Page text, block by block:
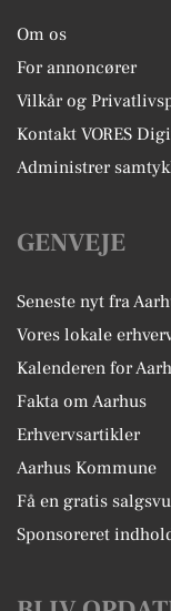
Om os
For annoncører
Vilkår og
Kontakt VORES
Administrer
GENVEJE
Seneste nyt fra
Vores lokale
Kalenderen for
Fakta om Aarhus
Erhvervsartikler
Aarhus Kommune
Få en gratis
Sponsoreret